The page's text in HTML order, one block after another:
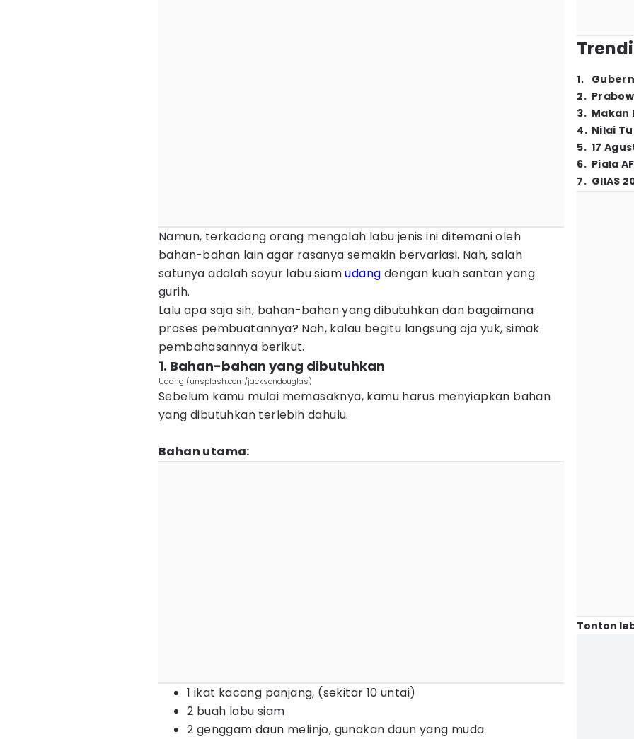
Namun, terkadang orang mengolah labu jenis ini ditemani oleh
bahan-bahan lain agar rasanya semakin bervariasi. Nah, salah
satunya adalah sayur labu siamudang dengan kuah santan yang
gurih.
Lalu apa saja sih, bahan-bahan yang dibutuhkan dan bagaimana
proses pembuatannya? Nah, kalau begitu langsung aja yuk, simak
pembahasannya berikut.
1. Bahan-bahan yang dibutuhkan
Udang (unsplash.com/jacksondouglas)
Sebelum kamu mulai memasaknya, kamu harus menyiapkan bahan
yang dibutuhkan terlebih dahulu.
Bahan utama:
1 ikat kacang panjang, (sekitar 10 untai)
2 buah labu siam
2 genggam daun melinjo, gunakan daun yang muda
1.
2.
3. Makan
4. Nilai
5. 17
6. Piala
7. GIIAS
Tonton